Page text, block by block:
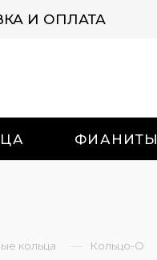
И ОПЛАТА
ФИАНИТЫ
кольца — Кольцо-О